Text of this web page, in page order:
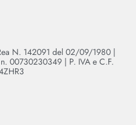
N. 142091 del 02/09/1980 |
00730230349 | P. IVA e C.F.